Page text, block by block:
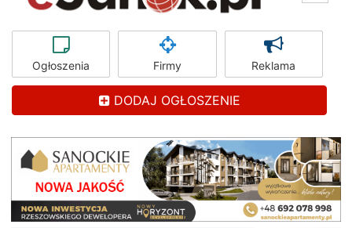
Ogłoszenia Firmy Reklama
DODAJ OGŁOSZENIE